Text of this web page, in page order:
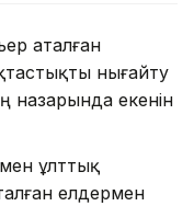
аталған
нығайту
назарында екенін
ұлттық
елдермен